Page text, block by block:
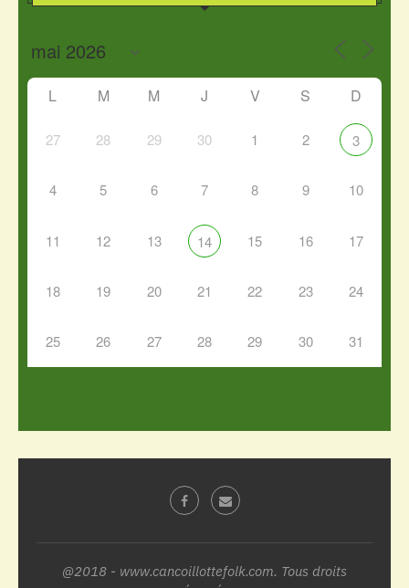
L M M J V S D
27 28 29 30 1 2 3
4 5 6 7 8 9 10
11 12 13 14 15 16 17
18 19 20 21 22 23 24
25 26 27 28 29 30 31
@2018 - www.cancoillottefolk.com. Tous droits